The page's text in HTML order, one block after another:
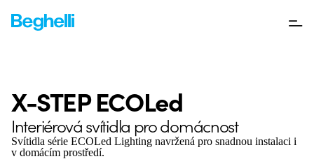
X-STEP ECOLed
Interiérová svítidla pro domácnost
Svítidla série ECOLed Lighting navržená pro snadnou instalaci i
v domácím prostředí.